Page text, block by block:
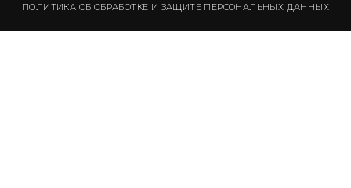
ПОЛИТИКА ОБ ОБРАБОТКЕ И ЗАЩИТЕ ПЕРСОНАЛЬНЫХ ДАННЫХ